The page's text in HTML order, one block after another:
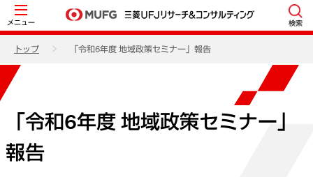
メニュー 検索
トップ 「令和6年度 地域政策セミナー」報告
「令和6年度 地域政策セミナー」
報告